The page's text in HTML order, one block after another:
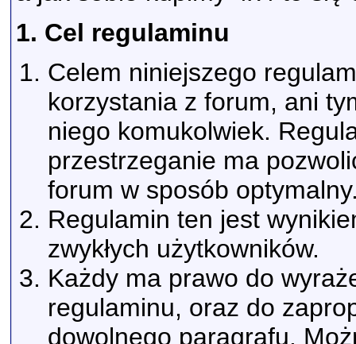
1. Cel regulaminu
Celem niniejszego
korzystania z forum, ani
niego komukolwiek.
przestrzeganie ma
forum w sposób
Regulamin ten jest
zwykłych użytkowników.
Każdy ma prawo do
regulaminu, oraz do
dowolnego paragrafu.